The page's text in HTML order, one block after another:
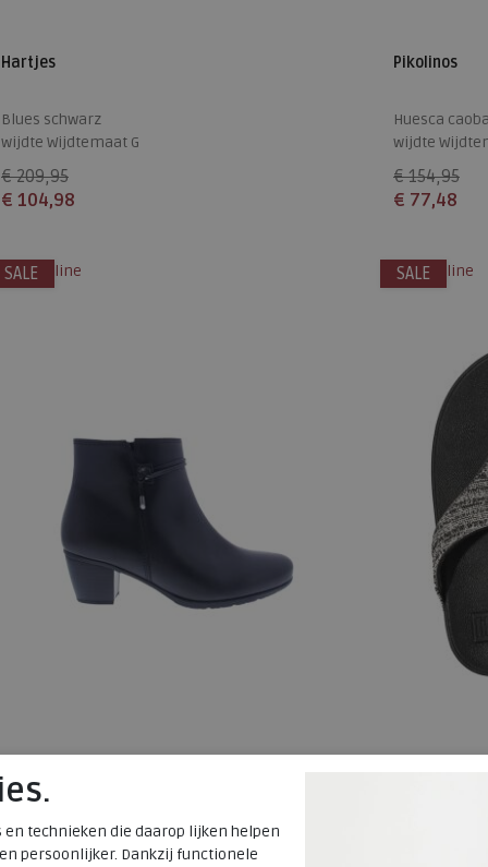
Hartjes
Blues schwarz
wijdte Wijdtemaat G
€ 209,95
€ 104,98
10
Pikolinos
Huesca caoba
wijdte
€ 154,95
€ 77,48
41
SALEonline
35.522-27 schwarz
wijdte Wijdtemaat F
SALE
alleen online
Lulu
en technieken die daarop lijken helpen
persoonlijker. Dankzij functionele